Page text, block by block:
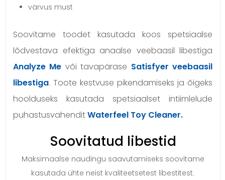
värvus must
Soovitame toodet kasutada koos spetsiaalse
lõdvestava efektiga anaalse veebaasil libestiga
Analyze Me või tavapärase Satisfyer veebaasil
libestiga. Toote kestvuse pikendamiseks ja õigeks
hoolduseks kasutada spetsiaalset intiimlelude
puhastusvahenditWaterfeel Toy Cleaner.
Soovitatud libestid
Maksimaalse naudingu saavutamiseks soovitame
kasutada ühte neist kvaliteetsetest libestitest.